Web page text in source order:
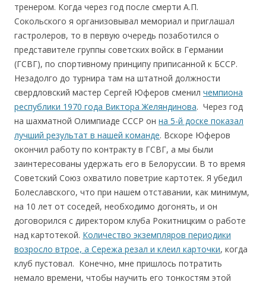
тренером. Когда через год после смерти А.П.
Сокольского я организовывал мемориал и приглашал
гастролеров, то в первую очередь позаботился о
представителе группы советских войск в Германии
(ГСВГ), по спортивному принципу приписанной к БССР.
Незадолго до турнира там на штатной должности
свердловский мастер Сергей Юферов сменил чемпиона
республики 1970 года Виктора Желяндинова. Через год
на шахматной Олимпиаде СССР он на 5-й доске показал
лучший результат в нашей команде. Вскоре Юферов
окончил работу по контракту в ГСВГ, а мы были
заинтересованы удержать его в Белоруссии. В то время
Советский Союз охватило поветрие картотек. Я убедил
Болеславского, что при нашем отставании, как минимум,
на 10 лет от соседей, необходимо догонять, и он
договорился с директором клуба Рокитницким о работе
над картотекой. Количество экземпляров периодики
возросло втрое, а Сережа резал и клеил карточки, когда
клуб пустовал. Конечно, мне пришлось потратить
немало времени, чтобы научить его тонкостям этой